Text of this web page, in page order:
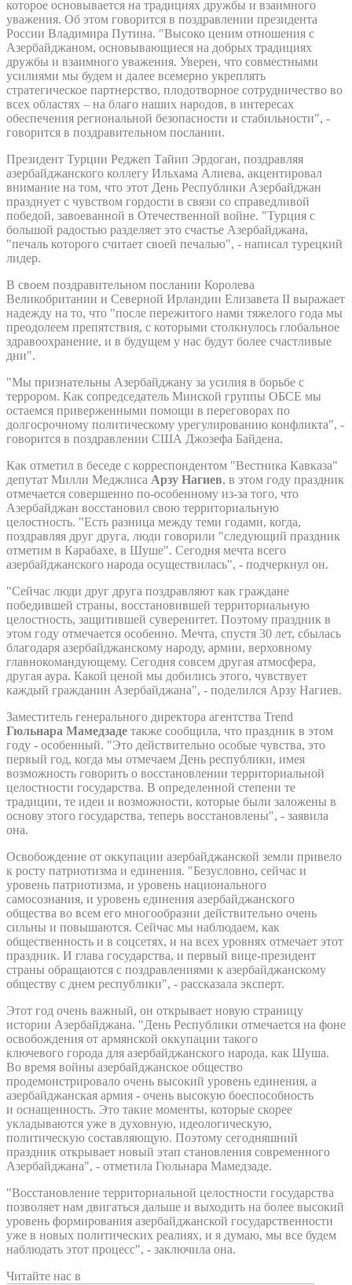
которое основывается на традициях дружбы и взаимного
уважения. Об этом говорится в поздравлении президента
России Владимира Путина. "Высоко ценим отношения с
Азербайджаном, основывающиеся на добрых традициях
дружбы и взаимного уважения. Уверен, что совместными
усилиями мы будем и далее всемерно укреплять
стратегическое партнерство, плодотворное сотрудничество во
всех областях – на благо наших народов, в интересах
обеспечения региональной безопасности и стабильности", -
говорится в поздравительном послании.
Президент Турции Реджеп Тайип Эрдоган, поздравляя
азербайджанского коллегу Ильхама Алиева, акцентировал
внимание на том, что этот День Республики Азербайджан
празднует с чувством гордости в связи со справедливой
победой, завоеванной в Отечественной войне. "Турция с
большой радостью разделяет это счастье Азербайджана,
"печаль которого считает своей печалью", - написал турецкий
лидер.
В своем поздравительном послании Королева
Великобритании и Северной Ирландии Елизавета II выражает
надежду на то, что "после пережитого нами тяжелого года мы
преодолеем препятствия, с которыми столкнулось глобальное
здравоохранение, и в будущем у нас будут более счастливые
дни".
"Мы признательны Азербайджану за усилия в борьбе с
террором. Как сопредседатель Минской группы ОБСЕ мы
остаемся приверженными помощи в переговорах по
долгосрочному политическому урегулированию конфликта", -
говорится в поздравлении США Джозефа Байдена.
Как отметил в беседе с корреспондентом "Вестника Кавказа"
депутат Милли Меджлиса Арзу Нагиев, в этом году праздник
отмечается совершенно по-особенному из-за того, что
Азербайджан восстановил свою территориальную
целостность. "Есть разница между теми годами, когда,
поздравляя друг друга, люди говорили "следующий праздник
отметим в Карабахе, в Шуше". Сегодня мечта всего
азербайджанского народа осуществилась", - подчеркнул он.
"Сейчас люди друг друга поздравляют как граждане
победившей страны, восстановившей территориальную
целостность, защитившей суверенитет. Поэтому праздник в
этом году отмечается особенно. Мечта, спустя 30 лет, сбылась
благодаря азербайджанскому народу, армии, верховному
главнокомандующему. Сегодня совсем другая атмосфера,
другая аура. Какой ценой мы добились этого, чувствует
каждый гражданин Азербайджана", - поделился Арзу Нагиев.
Заместитель генерального директора агентства Trend
Гюльнара Мамедзаде также сообщила, что праздник в этом
году - особенный. "Это действительно особые чувства, это
первый год, когда мы отмечаем День республики, имея
возможность говорить о восстановлении территориальной
целостности государства. В определенной степени те
традиции, те идеи и возможности, которые были заложены в
основу этого государства, теперь восстановлены", - заявила
она.
Освобождение от оккупации азербайджанской земли привело
к росту патриотизма и единения. "Безусловно, сейчас и
уровень патриотизма, и уровень национального
самосознания, и уровень единения азербайджанского
общества во всем его многообразии действительно очень
сильны и повышаются. Сейчас мы наблюдаем, как
общественность и в соцсетях, и на всех уровнях отмечает этот
праздник. И глава государства, и первый вице-президент
страны обращаются с поздравлениями к азербайджанскому
обществу с днем республики", - рассказала эксперт.
Этот год очень важный, он открывает новую страницу
истории Азербайджана. "День Республики отмечается на фоне
освобождения от армянской оккупации такого
ключевого города для азербайджанского народа, как Шуша.
Во время войны азербайджанское общество
продемонстрировало очень высокий уровень единения, а
азербайджанская армия - очень высокую боеспособность
и оснащенность. Это такие моменты, которые скорее
укладываются уже в духовную, идеологическую,
политическую составляющую. Поэтому сегодняшний
праздник открывает новый этап становления современного
Азербайджана", - отметила Гюльнара Мамедзаде.
"Восстановление территориальной целостности государства
позволяет нам двигаться дальше и выходить на более высокий
уровень формирования азербайджанской государственности
уже в новых политических реалиях, и я думаю, мы все будем
наблюдать этот процесс", - заключила она.
Читайте нас в